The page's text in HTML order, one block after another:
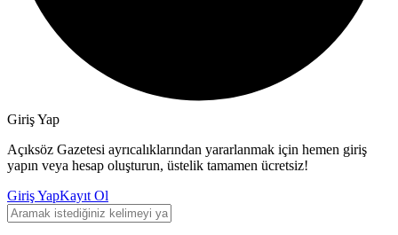
Giriş Yap
Açıksöz Gazetesi ayrıcalıklarından yararlanmak için hemen giriş
yapın veya hesap oluşturun, üstelik tamamen ücretsiz!
Giriş YapKayıt Ol